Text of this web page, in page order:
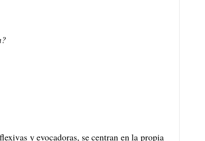
y evocadoras, se centran en la propia